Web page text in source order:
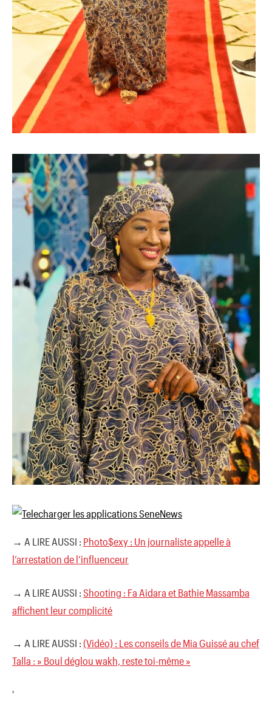
→ A LIRE AUSSI : Photo$exy : Un journaliste appelle à
l’arrestation de l’influenceur
→ A LIRE AUSSI : Shooting : Fa Aidara et Bathie Massamba
affichent leur complicité
→ A LIRE AUSSI : (Vidéo) : Les conseils de Mia Guissé au chef
Talla : » Boul déglou wakh, reste toi-même »
'